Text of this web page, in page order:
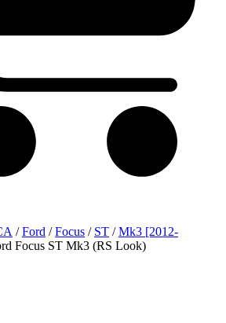
/Ford /Focus / ST /Mk3 [2012-
Focus ST Mk3 (RS Look)